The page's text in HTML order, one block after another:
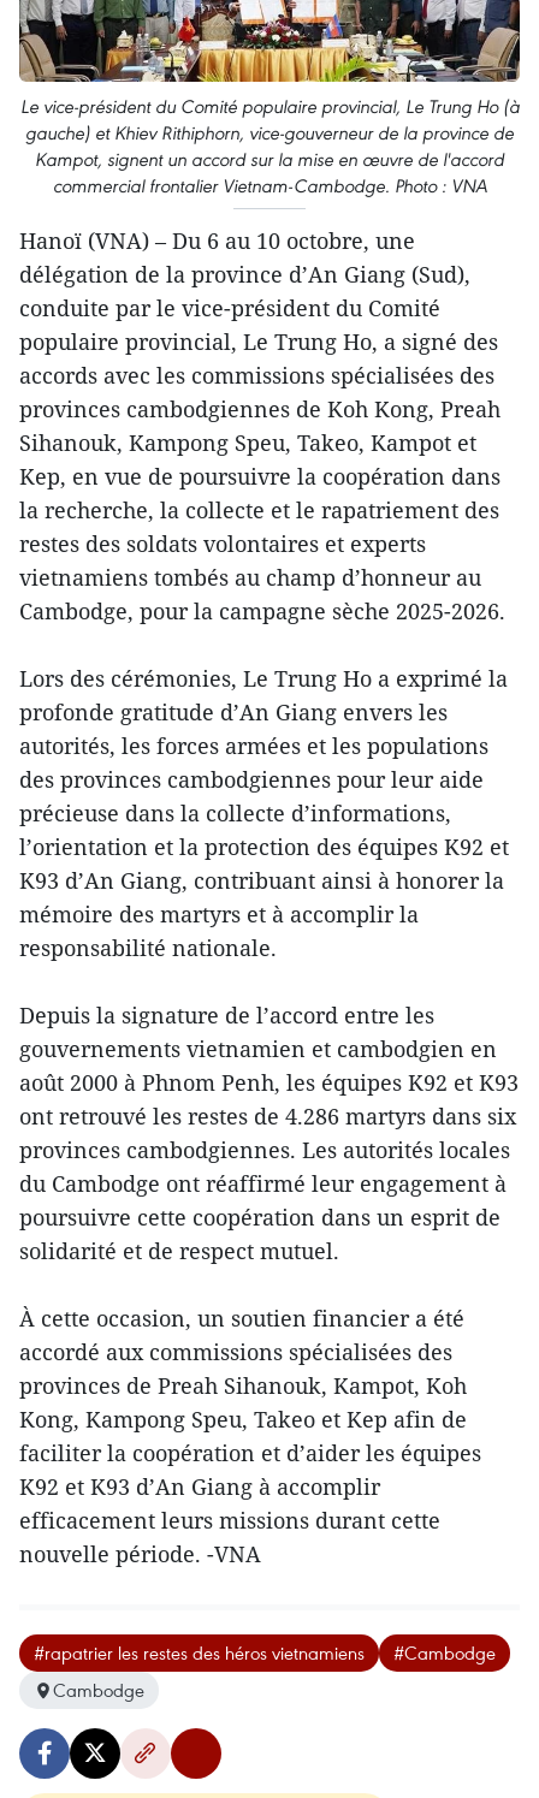
Le vice-président du Comité populaire provincial, Le Trung Ho (à
gauche) et Khiev Rithiphorn, vice-gouverneur de la province de
Kampot, signent un accord sur la mise en œuvre de l'accord
commercial frontalier Vietnam-Cambodge. Photo : VNA
Hanoï (VNA) – Du 6 au 10 octobre, une
délégation de la province d’An Giang (Sud),
conduite par le vice-président du Comité
populaire provincial, Le Trung Ho, a signé des
accords avec les commissions spécialisées des
provinces cambodgiennes de Koh Kong, Preah
Sihanouk, Kampong Speu, Takeo, Kampot et
Kep, en vue de poursuivre la coopération dans
la recherche, la collecte et le rapatriement des
restes des soldats volontaires et experts
vietnamiens tombés au champ d’honneur au
Cambodge, pour la campagne sèche 2025-2026.
Lors des cérémonies, Le Trung Ho a exprimé la
profonde gratitude d’An Giang envers les
autorités, les forces armées et les populations
des provinces cambodgiennes pour leur aide
précieuse dans la collecte d’informations,
l’orientation et la protection des équipes K92 et
K93 d’An Giang, contribuant ainsi à honorer la
mémoire des martyrs et à accomplir la
responsabilité nationale.
Depuis la signature de l’accord entre les
gouvernements vietnamien et cambodgien en
août 2000 à Phnom Penh, les équipes K92 et K93
ont retrouvé les restes de 4.286 martyrs dans six
provinces cambodgiennes. Les autorités locales
du Cambodge ont réaffirmé leur engagement à
poursuivre cette coopération dans un esprit de
solidarité et de respect mutuel.
À cette occasion, un soutien financier a été
accordé aux commissions spécialisées des
provinces de Preah Sihanouk, Kampot, Koh
Kong, Kampong Speu, Takeo et Kep afin de
faciliter la coopération et d’aider les équipes
K92 et K93 d’An Giang à accomplir
efficacement leurs missions durant cette
nouvelle période. -VNA
#rapatrier les restes des héros vietnamiens
#Cambodge
Cambodge